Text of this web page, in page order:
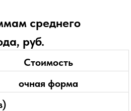
среднего
руб.
Стоимость
очная форма